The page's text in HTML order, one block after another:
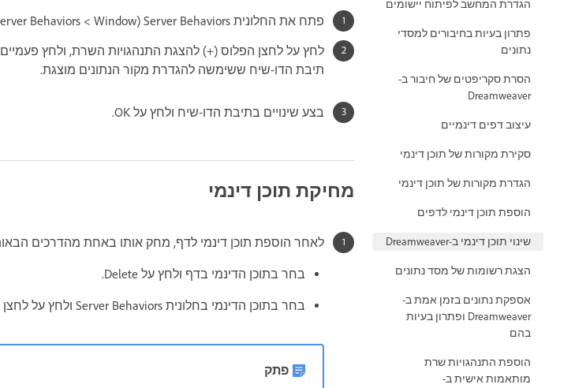
הגדרת המחשב לפיתוח יישומים
פתרון בעיות בחיבורים למסדי
נתונים
הסרת סקריפטים של חיבור ב-
Dreamweaver
עיצוב דפים דינמיים
סקירת מקורות של תוכן דינמי
הגדרת מקורות של תוכן דינמי
הוספת תוכן דינמי לדפים
שינוי תוכן דינמי ב-Dreamweaver
הצגת רשומות של מסד נתונים
אספקת נתונים בזמן אמת ב-
Dreamweaver ופתרון בעיות
בהם
הוספת התנהגויות שרת
מותאמות אישית ב-
פתח את החלונית Server Behaviors ‏(Window >‏ Server Behaviors).
לחץ על לחצן הפלוס (+) להצגת התנהגויות השרת, ולחץ
תיבת הדו-שיח ששימשה להגדרת מקור הנתונים מוצגת.
בצע שינויים בתיבת הדו-שיח ולחץ על OK.
מחיקת תוכן דינמי
לאחר הוספת תוכן דינמי לדף, מחק אותו באחת מהדרכים
בחר בתוכן הדינמי בדף ולחץ על Delete.
בחר בתוכן הדינמי בחלונית Server Behaviors ולחץ על לחצן המינוס (-).
פתק